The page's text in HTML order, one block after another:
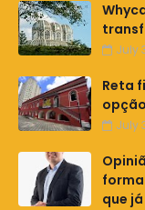
July
Reta
July
que